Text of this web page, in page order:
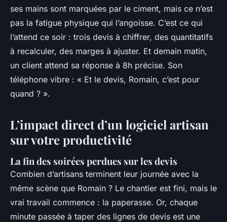
Meissa•03/05/2026 10:56•9 min de lecture
ses mains sont marquées par le ciment, mais ce n’est
pas la fatigue physique qui l’angoisse. C’est ce qui
l’attend ce soir : trois devis à chiffrer, des quantitatifs
à recalculer, des marges à ajuster. Et demain matin,
un client attend sa réponse à 8h précise. Son
téléphone vibre : « Et le devis, Romain, c’est pour
quand ? ».
L’impact direct d’un logiciel artisan
sur votre productivité
La fin des soirées perdues sur les devis
Combien d’artisans terminent leur journée avec la
même scène que Romain ? Le chantier est fini, mais le
vrai travail commence : la paperasse. Or, chaque
minute passée à taper des lignes de devis est une